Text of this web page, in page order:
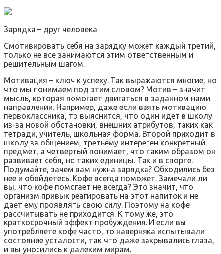
Зарядка – друг человека
Смотивировать себя на зарядку может каждый третий,
только не все занимаются этим ответственным и
решительным шагом.
Мотивация – ключ к успеху. Так выражаются многие, но
что мы понимаем под этим словом? Мотив – значит
мысль, которая помогает двигаться в заданном нами
направлении. Например, даже если взять мотивацию
первоклассника, то выяснится, что один идет в школу
из-за новой обстановки, внешних атрибутов, таких как
тетради, учитель, школьная форма. Второй приходит в
школу за общением, третьему интересен конкретный
предмет, а четвертый понимает, что таким образом он
развивает себя, но таких единицы. Так и в спорте.
Подумайте, зачем вам нужна зарядка? Обходились без
нее и обойдетесь. Кофе всегда поможет. Замечали ли
вы, что кофе помогает не всегда? Это значит, что
организм привык реагировать на этот напиток и не
дает ему проявлять свою силу. Поэтому на кофе
рассчитывать не приходится. К тому же, это
краткосрочный эффект пробуждения. И если вы
употребляете кофе часто, то наверняка испытывали
состояние усталости, так что даже закрывались глаза,
и вы уносились к далеким мирам.